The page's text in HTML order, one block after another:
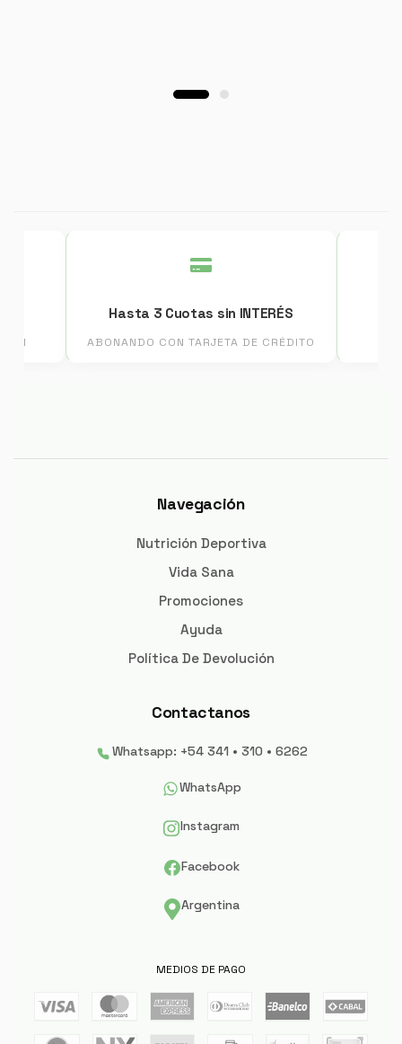
Hasta 3 Cuotas sin INTERÉS
ABONANDO CON TARJETA DE CRÉDITO
Navegación
Nutrición Deportiva
Vida Sana
Promociones
Ayuda
Política De Devolución
Contactanos
Whatsapp: +54 341 • 310 • 6262
WhatsApp
Instagram
Facebook
Argentina
MEDIOS DE PAGO